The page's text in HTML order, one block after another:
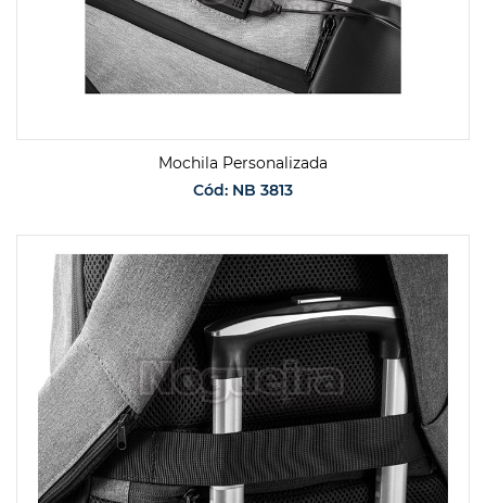
Mochila Personalizada
Cód: NB 3813
SOLICITAR ORÇAMENTO